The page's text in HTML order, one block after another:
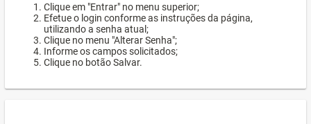
Clique em "Entrar" no menu superior;
Efetue o login conforme as instruções da página,
utilizando a senha atual;
Clique no menu "Alterar Senha";
Informe os campos solicitados;
Clique no botão Salvar.